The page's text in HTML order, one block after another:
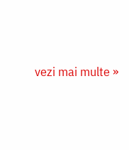
vezi mai multe »